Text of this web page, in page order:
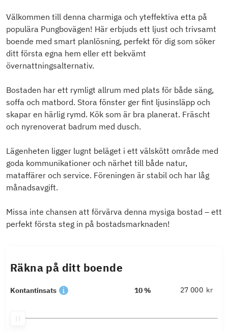
Välkommen till denna charmiga och yteffektiva etta på
populära Pungbovägen! Här erbjuds ett ljust och trivsamt
boende med smart planlösning, perfekt för dig som söker
ditt första egna hem eller ett bekvämt
övernattningsalternativ.
Bostaden har ett rymligt allrum med plats för både säng,
soffa och matbord. Stora fönster ger fint ljusinsläpp och
skapar en härlig rymd. Kök som är bra planerat. Fräscht
och nyrenoverat badrum med dusch.
Lägenheten ligger lugnt beläget i ett välskött område med
goda kommunikationer och närhet till både natur,
mataffärer och service. Föreningen är stabil och har låg
månadsavgift.
Missa inte chansen att förvärva denna mysiga bostad – ett
perfekt första steg in på bostadsmarknaden!
Räkna på ditt boende
Kontantinsats 10 % kr